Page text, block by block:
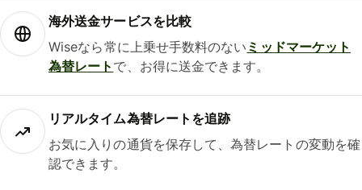
海外送金サービスを比較
Wiseなら常に上乗せ手数料のない ミッドマーケット
為替レート で、お得に送金できます。
リアルタイム為替レートを追跡
お気に入りの通貨を保存して、為替レートの変動を確
認できます。